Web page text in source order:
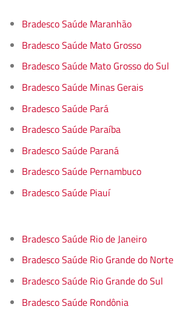
Bradesco Saúde Maranhão
Bradesco Saúde Mato Grosso
Bradesco Saúde Mato Grosso do Sul
Bradesco Saúde Minas Gerais
Bradesco Saúde Pará
Bradesco Saúde Paraíba
Bradesco Saúde Paraná
Bradesco Saúde Pernambuco
Bradesco Saúde Piauí
Bradesco Saúde Rio de Janeiro
Bradesco Saúde Rio Grande do Norte
Bradesco Saúde Rio Grande do Sul
Bradesco Saúde Rondônia